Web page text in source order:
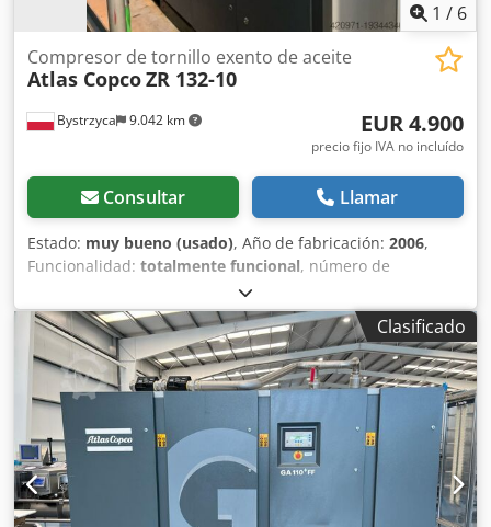
1 / 6
Bystrzyca 9.042 km
Compresor de tornillo exento de aceite
Atlas CopcoZR 132-10
EUR 4.900
precio fijo IVA no incluído
Consultar Llamar
Estado: muy bueno (usado), Año de fabricación: 2006,
Funcionalidad: totalmente funcional, número de
API621725, En venta: Compresor Atlas
COPCO ZR 132 con filtros, 125 KW Dcodswrm T Ispfx Amusk
Clasificado